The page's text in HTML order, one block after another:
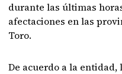
durante las últimas
afectaciones en las
Toro.
De acuerdo a la